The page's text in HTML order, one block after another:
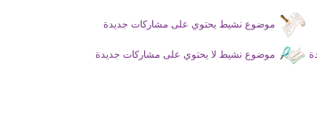
موضوع نشيط يحتوي على مشاركات جديدة
موضوع نشيط لا يحتوي على مشاركات جديدة